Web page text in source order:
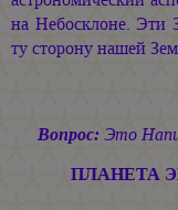
на Небосклоне. Эти
ту сторону нашей
Вопрос: Это
ПЛАНЕТА